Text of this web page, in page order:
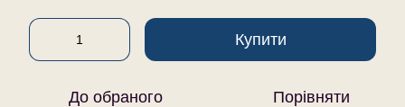
Купити
До обраного Порівняти